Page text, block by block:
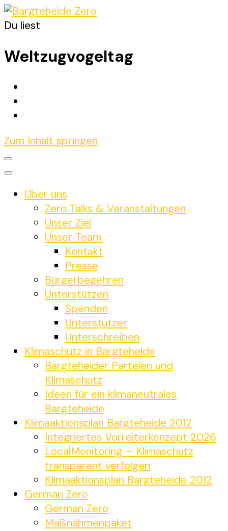
Du liest
Weltzugvogeltag
Zum Inhalt springen
Über uns
Zero Talks & Veranstaltungen
Unser Ziel
Unser Team
Kontakt
Presse
Bürgerbegehren
Unterstützen
Spenden
Unterstützer
Unterschreiben
Klimaschutz in Bargteheide
Bargteheider Parteien und
Klimaschutz
Ideen für ein klimaneutrales
Bargteheide
Klimaaktionsplan Bargteheide 2012
Integriertes Vorreiterkonzept 2026
LocalMonitoring – Klimaschutz
transparent verfolgen
Klimaaktionsplan Bargteheide 2012
German Zero
German Zero
Maßnahmenpaket